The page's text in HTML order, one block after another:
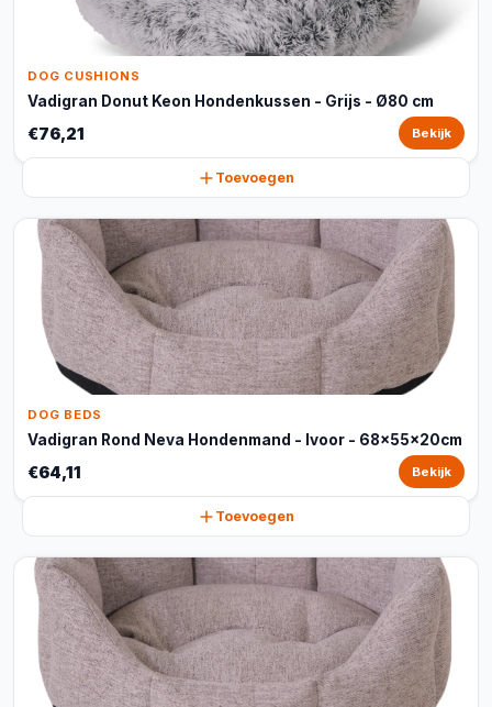
DOG CUSHIONS
Vadigran Donut Keon Hondenkussen - Grijs - Ø80 cm
€76,21 Bekijk
Toevoegen
DOG BEDS
Vadigran Rond Neva Hondenmand - Ivoor - 68x55x20cm
€64,11 Bekijk
Toevoegen